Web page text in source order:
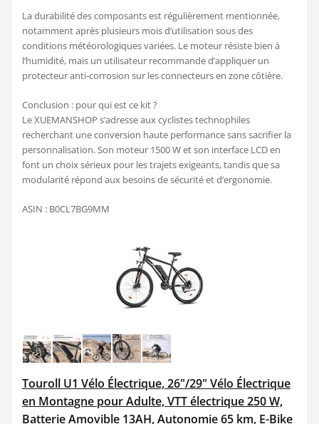
La durabilité des composants est régulièrement mentionnée,
notamment après plusieurs mois d’utilisation sous des
conditions météorologiques variées. Le moteur résiste bien à
l’humidité, mais un utilisateur recommande d’appliquer un
protecteur anti-corrosion sur les connecteurs en zone côtière.
Conclusion : pour qui est ce kit ?
Le XUEMANSHOP s’adresse aux cyclistes technophiles
recherchant une conversion haute performance sans sacrifier la
personnalisation. Son moteur 1500 W et son interface LCD en
font un choix sérieux pour les trajets exigeants, tandis que sa
modularité répond aux besoins de sécurité et d’ergonomie.
ASIN : B0CL7BG9MM
Touroll U1 Vélo Électrique, 26"/29" Vélo Électrique
en Montagne pour Adulte, VTT électrique 250 W,
Batterie Amovible 13AH, Autonomie 65 km, E-Bike